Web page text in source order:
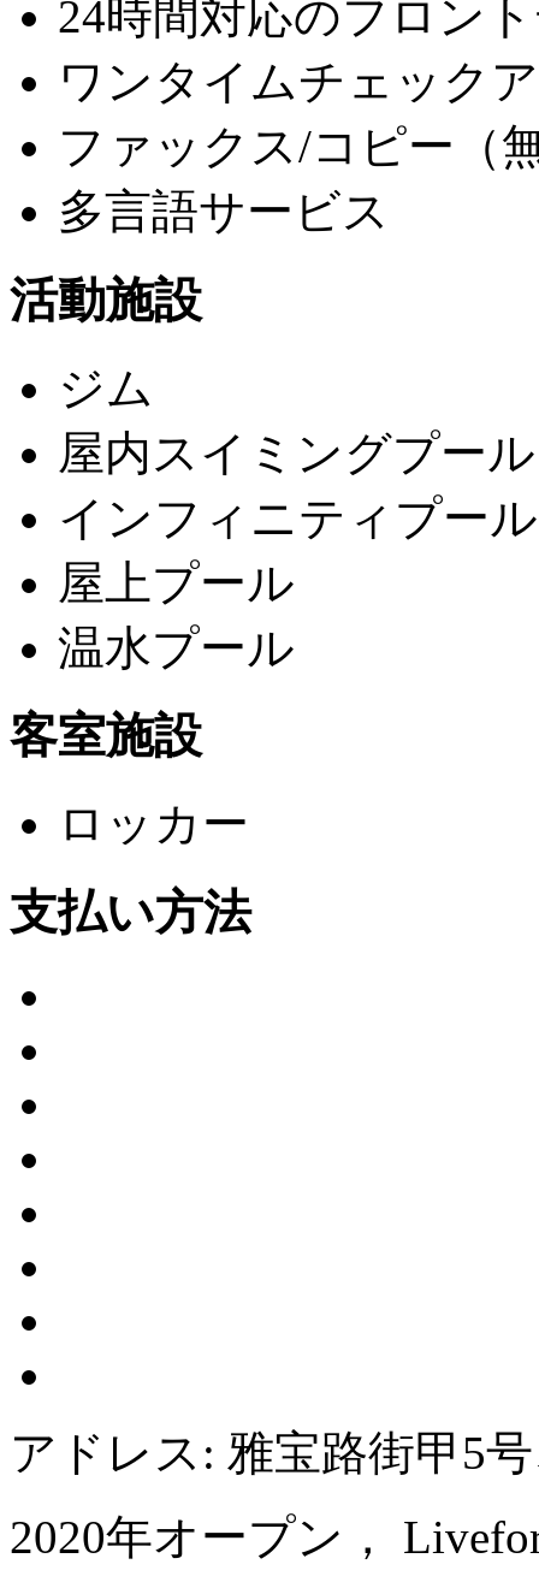
24時間対応のフロン
ワンタイムチェック
ファックス/コピー（
多言語サービス
活動施設
ジム
屋内スイミングプール
インフィニティプール
屋上プール
温水プール
客室施設
ロッカー
支払い方法
アドレス: 雅宝路街甲5
2020年オープン，